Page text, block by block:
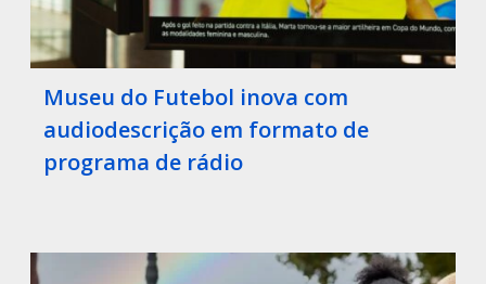
Museu do Futebol inova com
audiodescrição em formato de
programa de rádio